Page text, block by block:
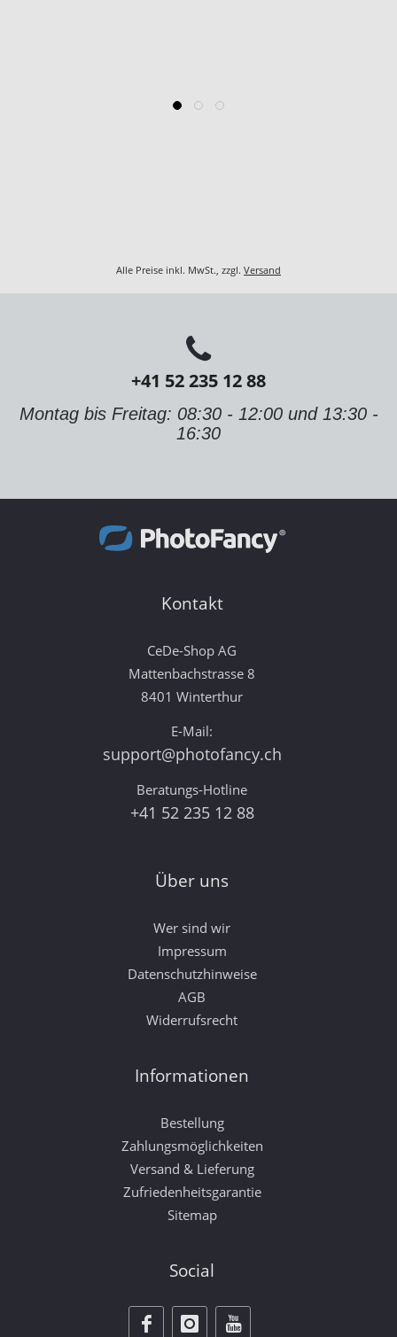
Alle Preise inkl. MwSt., zzgl. Versand
+41 52 235 12 88
Montag bis Freitag: 08:30 - 12:00 und 13:30 -
16:30
Kontakt
CeDe-Shop AG
Mattenbachstrasse 8
8401 Winterthur
E-Mail:
support@photofancy.ch
Beratungs-Hotline
+41 52 235 12 88
Über uns
Wer sind wir
Impressum
Datenschutzhinweise
AGB
Widerrufsrecht
Informationen
Bestellung
Zahlungsmöglichkeiten
Versand & Lieferung
Zufriedenheitsgarantie
Sitemap
Social